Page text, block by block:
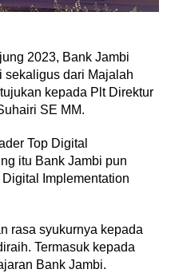
2023, Bank Jambi
sekaligus dari Majalah
kepada Plt Direktur
SE MM.
Top Digital
itu Bank Jambi pun
Implementation
rasa syukurnya kepada
Termasuk kepada
Bank Jambi.